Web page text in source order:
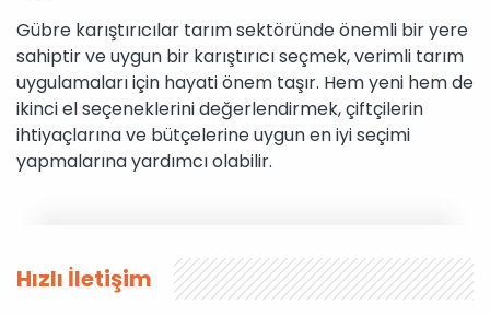
Gübre karıştırıcılar tarım sektöründe önemli bir yere
sahiptir ve uygun bir karıştırıcı seçmek, verimli tarım
uygulamaları için hayati önem taşır. Hem yeni hem de
ikinci el seçeneklerini değerlendirmek, çiftçilerin
ihtiyaçlarına ve bütçelerine uygun en iyi seçimi
yapmalarına yardımcı olabilir.
Hızlı İletişim